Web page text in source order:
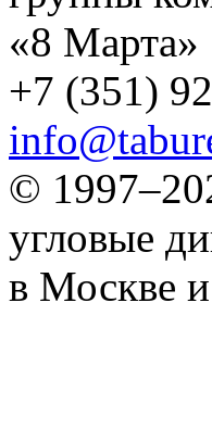
«8 Марта»
+7 (351)
©
угловые
в Москве